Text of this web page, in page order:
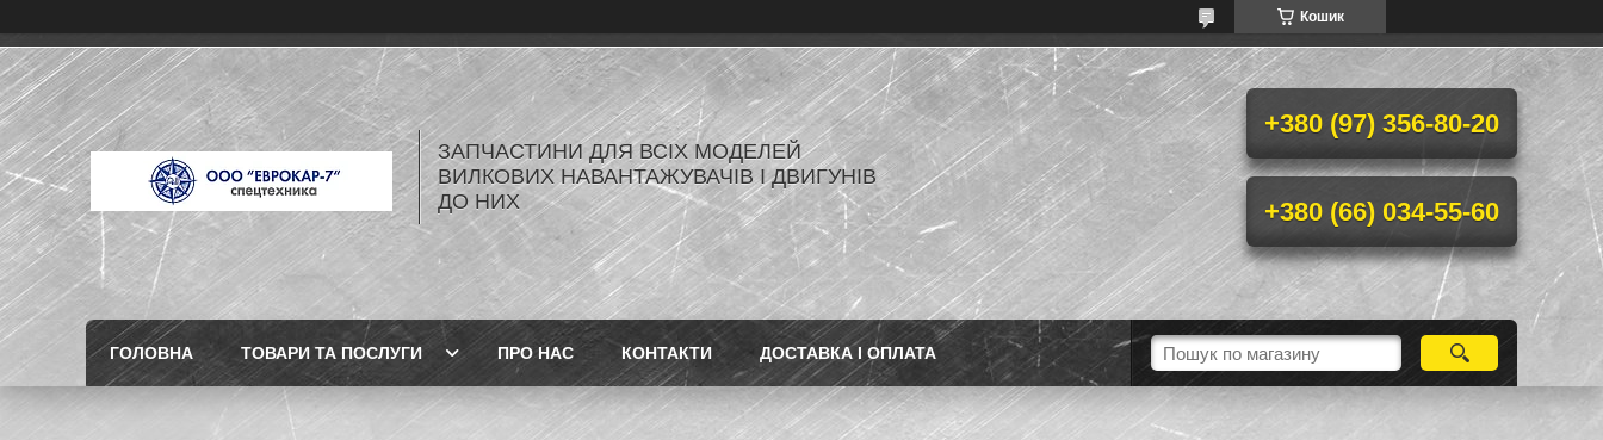
Кошик
ЗАПЧАСТИНИ ДЛЯ ВСІХ МОДЕЛЕЙ
ВИЛКОВИХ НАВАНТАЖУВАЧІВ І ДВИГУНІВ
ДО НИХ
+380 (97) 356-80-20
+380 (66) 034-55-60
ГОЛОВНА ТОВАРИ ТА ПОСЛУГИ ПРО НАС КОНТАКТИ ДОСТАВКА І ОПЛАТА